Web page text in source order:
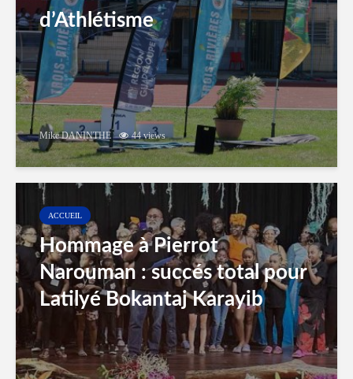
d’Athlétisme
Mike DANINTHE 44 views
ACCUEIL
Hommage à Pierrot
Narouman : succés total pour
Latilyé Bokantaj Karayib